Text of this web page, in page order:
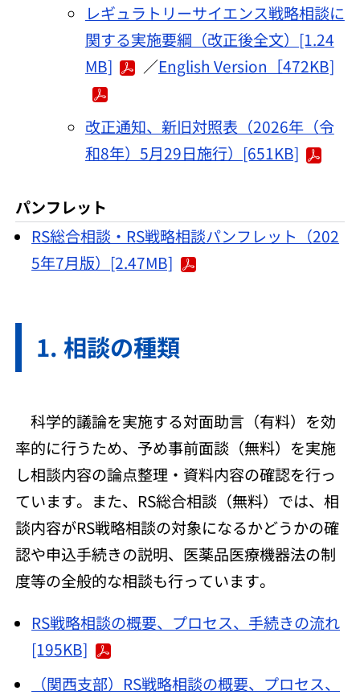
レギュラトリーサイエンス戦略相談に
関する実施要綱（改正後全文）[1.24
MB]
／English Version［472KB]
改正通知、新旧対照表（2026年（令
和8年）5月29日施行）[651KB]
パンフレット
RS総合相談・RS戦略相談パンフレット（202
5年7月版）[2.47MB]
相談の種類
科学的議論を実施する対面助言（有料）を効
率的に行うため、予め事前面談（無料）を実施
し相談内容の論点整理・資料内容の確認を行っ
ています。また、RS総合相談（無料）では、相
談内容がRS戦略相談の対象になるかどうかの確
認や申込手続きの説明、医薬品医療機器法の制
度等の全般的な相談も行っています。
RS戦略相談の概要、プロセス、手続きの流れ
[195KB]
（関西支部）RS戦略相談の概要、プロセス、